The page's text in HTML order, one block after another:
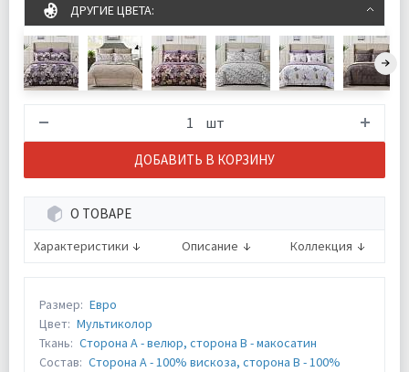
ДРУГИЕ ЦВЕТА:
шт
ДОБАВИТЬ В КОРЗИНУ
О ТОВАРЕ
Характеристики Описание Коллекция
Размер: Евро
Цвет: Мультиколор
Ткань: Сторона А - велюр, сторона В - макосатин
Состав: Сторона А - 100% вискоза, сторона В - 100%